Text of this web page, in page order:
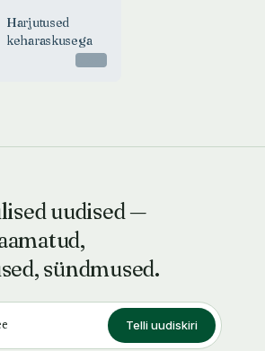
Harjutused
keharaskusega
uudised —
sündmused.
Telli uudiskiri